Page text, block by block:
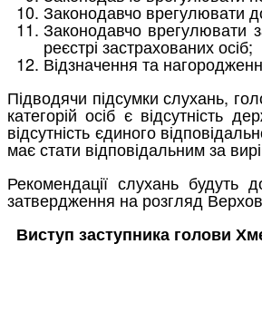
Законодавчо врегулювати
Законодавчо врегулювати
реєстрі застрахованих осіб;
Відзначення та
Підводячи підсумки слухань,
категорій осіб є відсутність
відсутність єдиного
має стати відповідальним за
Рекомендації слухань будуть
затвердження на розгляд
Виступ заступника голови